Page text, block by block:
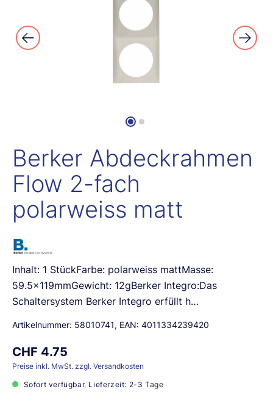
Berker Abdeckrahmen
Flow 2-fach
polarweiss matt
Inhalt: 1 StückFarbe: polarweiss mattMasse:
59.5x119mmGewicht: 12gBerker Integro:Das
Schaltersystem Berker Integro erfüllt h…
Artikelnummer: 58010741, EAN: 4011334239420
CHF 4.75
Preise inkl. MwSt. zzgl. Versandkosten
Sofort verfügbar, Lieferzeit: 2-3 Tage